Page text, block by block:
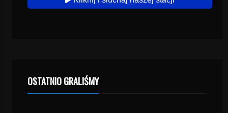
OSTATNIO GRALIŚMY